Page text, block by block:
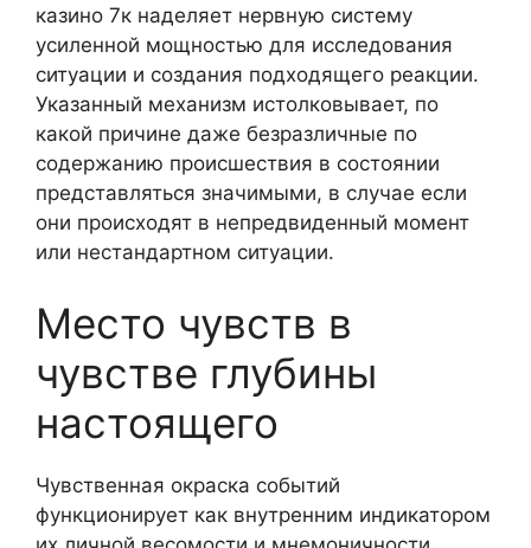
казино 7к наделяет нервную систему
усиленной мощностью для исследования
ситуации и создания подходящего реакции.
Указанный механизм истолковывает, по
какой причине даже безразличные по
содержанию происшествия в состоянии
представляться значимыми, в случае если
они происходят в непредвиденный момент
или нестандартном ситуации.
Место чувств в
чувстве глубины
настоящего
Чувственная окраска событий
функционирует как внутренним индикатором